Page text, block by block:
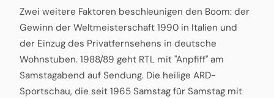
Zwei weitere Faktoren beschleunigen den Boom: der
Gewinn der Weltmeisterschaft 1990 in Italien und
der Einzug des Privatfernsehens in deutsche
Wohnstuben. 1988/89 geht RTL mit "Anpfiff" am
Samstagabend auf Sendung. Die heilige ARD-
Sportschau, die seit 1965 Samstag für Samstag mit